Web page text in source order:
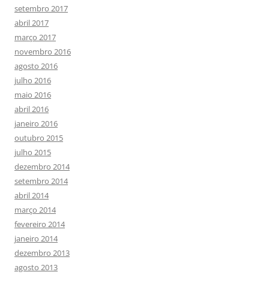
setembro 2017
abril 2017
março 2017
novembro 2016
agosto 2016
julho 2016
maio 2016
abril 2016
janeiro 2016
outubro 2015
julho 2015
dezembro 2014
setembro 2014
abril 2014
março 2014
fevereiro 2014
janeiro 2014
dezembro 2013
agosto 2013